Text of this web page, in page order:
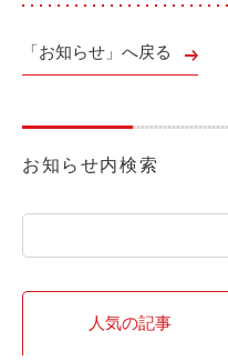
社有車との比較
よくある質問
会社案内
「お知らせ」へ戻る
お知らせ内検索
人気の記事